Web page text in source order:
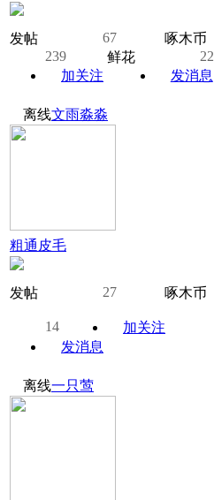
发帖 67
啄木币
239
鲜花
22
加关注
发消息
离线文雨淼淼
粗通皮毛
发帖 27 啄木币
14
加关注
发消息
离线一只莺